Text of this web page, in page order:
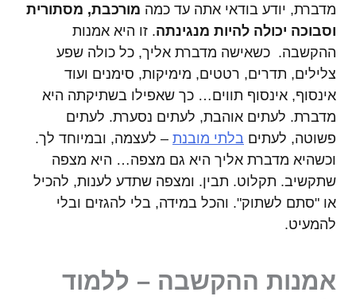
מדברת, יודע בודאי אתה עד כמה מורכבת, מסתורית
וסבוכה יכולה להיות מנגינתה. זו היא אמנות
ההקשבה. כשאישה מדברת אליך, כל כולה שפע
צלילים, תדרים, רטטים, מימיקות, סימנים ועוד
אינסוף, אינסוף תווים… כך שאפילו בשתיקתה היא
מדברת. לעתים אוהבת, לעתים נסערת. לעתים
פשוטה, לעתים בלתי מובנת – לעצמה, ובמיוחד לך.
וכשהיא מדברת אליך היא גם מצפה… היא מצפה
שתקשיב. תקלוט. תבין. ומצפה שתדע לענות, להכיל
או "סתם לשתוק". והכל במידה, בלי להגזים ובלי
להמעיט.
אמנות ההקשבה – ללמוד